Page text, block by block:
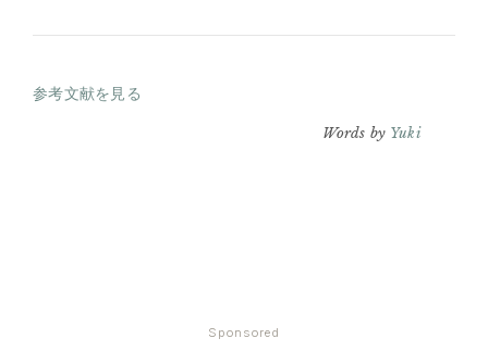
参考文献を見る
Words by Yuki
Sponsored